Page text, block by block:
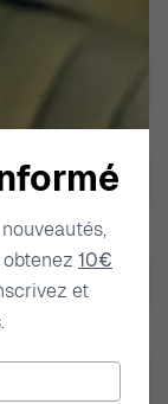
10€
et